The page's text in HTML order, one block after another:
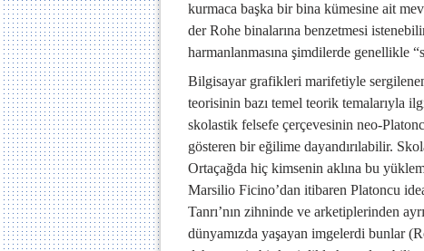
kurmaca başka bir bina kümesine ait
der Rohe binalarına benzetmesi
harmanlanmasına şimdilerde genellikle
Bilgisayar grafikleri marifetiyle
teorisinin bazı temel teorik temalarıyla
skolastik felsefe çerçevesinin neo-
gösteren bir eğilime dayandırılabilir.
Ortaçağda hiç kimsenin aklına bu
Marsilio Ficino’dan itibaren Platoncu
Tanrı’nın zihninde ve arketiplerinden
dünyamızda yaşayan imgelerdi bunlar